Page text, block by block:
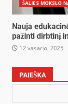
ŠALIES MOKSLO
Nauja
pažinti dirbtinį
12 vasario, 2025
PAIEŠKA